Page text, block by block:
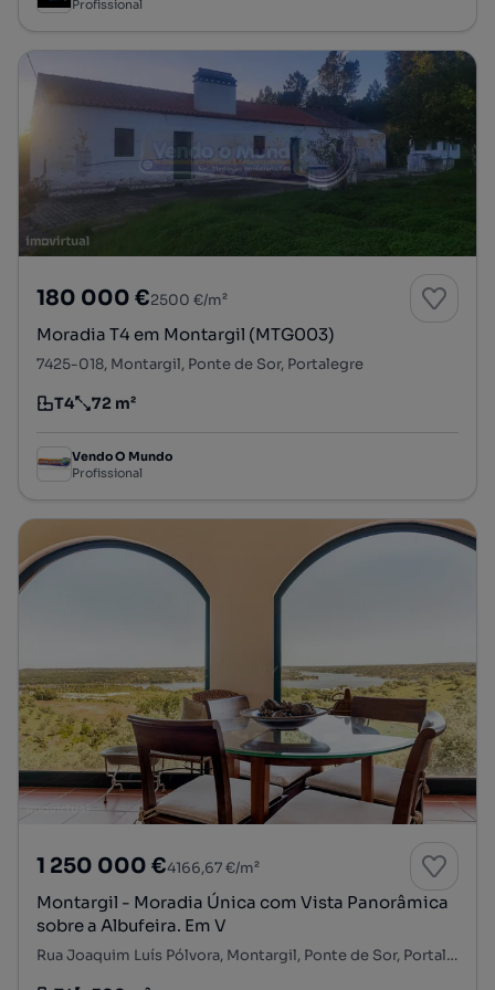
Profissional
180 000 €2500 €/m²
Moradia T4 em Montargil (MTG003)
7425-018, Montargil, Ponte de Sor, Portalegre
Tipologia
T4
Preço por metro quadrado
72 m²
Vendo O Mundo
Profissional
1 250 000 €4166,67 €/m²
Montargil - Moradia Única com Vista Panorâmica
sobre a Albufeira. Em V
Rua Joaquim Luís Pólvora, Montargil, Ponte de Sor, Portalegre